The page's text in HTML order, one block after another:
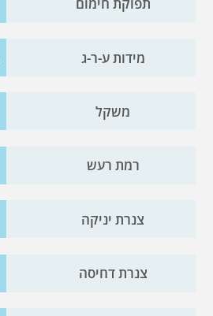
תפוקת חימום
מידות ע-ר-ג
משקל
רמת רעש
צנרת יניקה
צנרת דחיסה